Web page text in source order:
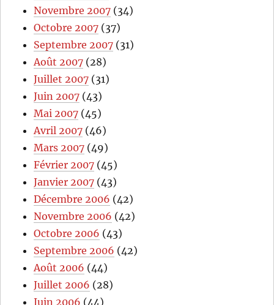
Novembre 2007 (34)
Octobre 2007 (37)
Septembre 2007 (31)
Août 2007 (28)
Juillet 2007 (31)
Juin 2007 (43)
Mai 2007 (45)
Avril 2007 (46)
Mars 2007 (49)
Février 2007 (45)
Janvier 2007 (43)
Décembre 2006 (42)
Novembre 2006 (42)
Octobre 2006 (43)
Septembre 2006 (42)
Août 2006 (44)
Juillet 2006 (28)
Juin 2006 (44)